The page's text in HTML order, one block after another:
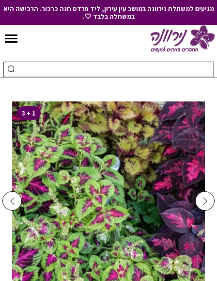
to
מגיעים למשתלת נירוונה במושב עין עירון, ליד פרדס חנה כרכור. הרכישה היא
במשתלה בלבד 🤍.
1 + 3